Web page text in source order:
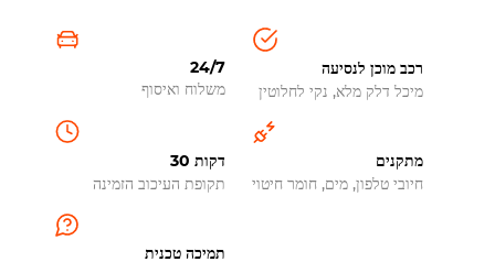
24/7
משלוח ואיסוף
רכב מוכן לנסיעה
מיכל דלק מלא, נקי לחלוטין
30 דקות
תקופת העיכוב הזמינה
מתקנים
חיובי טלפון, מים, חומר חיטוי
תמיכה טכנית